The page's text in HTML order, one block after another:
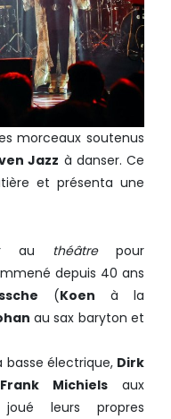
morceaux soutenus
Jazz à danser. Ce
et présenta une
au théâtrepour
depuis 40 ans
(Koen à la
au sax baryton et
basse électrique, Dirk
Frank Michiels aux
leurs propres